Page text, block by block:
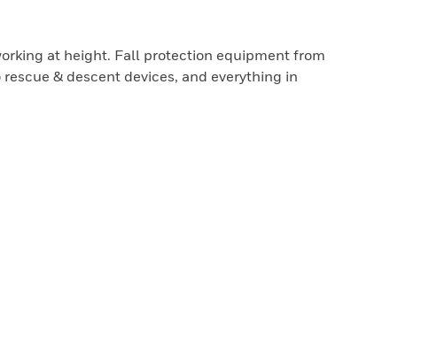
at height. Fall protection equipment from
& descent devices, and everything in